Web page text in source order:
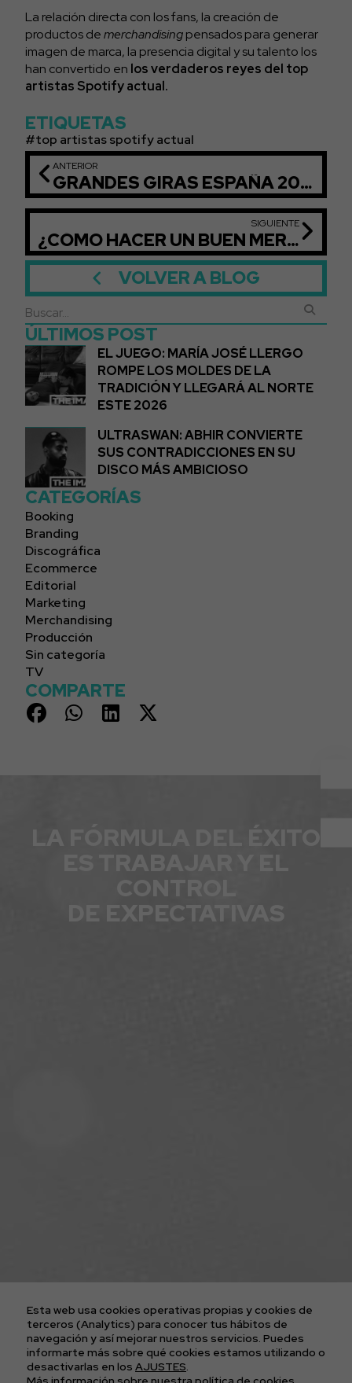
La relación directa con los fans, la creación de
productos demerchandisingpensados para generar
imagen de marca, la presencia digital y su talento los
han convertido en los verdaderos reyes del top
artistas Spotify actual.
ETIQUETAS
top artistas spotify actual
ANTERIOR
GRANDES GIRAS ESPAÑA 2024
SIGUIENTE
¿CÓMO HACER UN BUEN MERCHANDISING?
VOLVER A BLOG
ÚLTIMOS POST
EL JUEGO: MARÍA JOSÉ LLERGO
ROMPE LOS MOLDES DE LA
TRADICIÓN Y LLEGARÁ AL NORTE
ESTE 2026
ULTRASWAN: ABHIR CONVIERTE
SUS CONTRADICCIONES EN SU
DISCO MÁS AMBICIOSO
CATEGORÍAS
Booking
Branding
Discográfica
Ecommerce
Editorial
Marketing
Merchandising
Producción
Sin categoría
TV
COMPARTE
LA FÓRMULA DEL ÉXITO
DE EXPECTATIVAS
POLÍTICA DE PRIVACIDAD
CONDICIONES GENERALES DE LAS ENTRADAS
APÚNTATE A
Esta web usa cookies operativas propias y cookies de
terceros (Analytics) para conocer tus hábitos de
navegación y así mejorar nuestros servicios. Puedes
informarte más sobre qué cookies estamos utilizando o
desactivarlas en los AJUSTES.